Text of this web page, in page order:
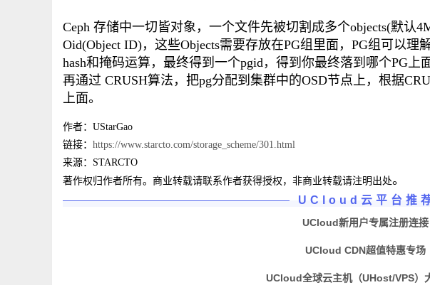
Ceph 存储中一切皆对象，一个文件先被切割成多个objects(默认
Oid(Object ID)，这些Objects需要存放在PG组里面，PG组可以理
hash和掩码运算，最终得到一个pgid，得到你最终落到哪个PG上
再通过 CRUSH算法，把pg分配到集群中的OSD节点上，根据
上面。
作者：UStarGao
链接： https://www.starcto.com/storage_scheme/301.html
来源：STARCTO
著作权归作者所有。商业转载请联系作者获得授权，非商业转载请注明出处。
UCloud云平台推
UCloud新用户专属注册连接
UCloud CDN超值特惠专场
UCloud全球云主机（UHost/VPS）